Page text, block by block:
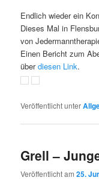
Endlich wieder ein
Dieses Mal in
von
Einen Bericht zum
überdiesen Link.
Veröffentlicht unter
Grell –
Veröffentlicht am25.